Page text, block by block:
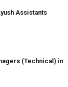
Assistants
(Technical) in